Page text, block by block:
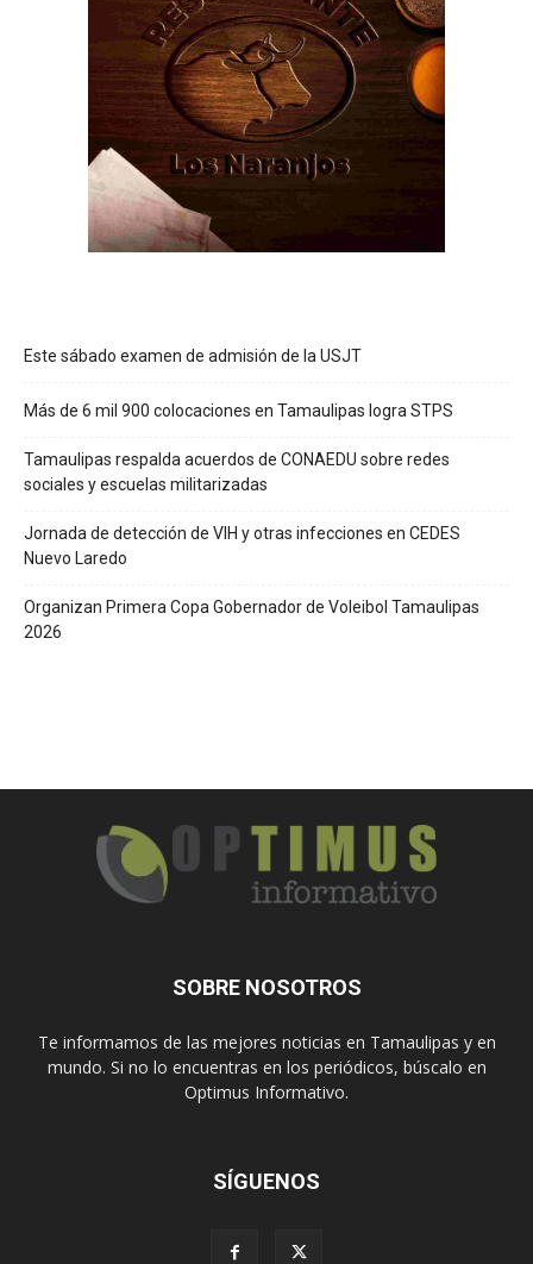
Este sábado examen de admisión de la USJT
Más de 6 mil 900 colocaciones en Tamaulipas logra STPS
Tamaulipas respalda acuerdos de CONAEDU sobre redes
sociales y escuelas militarizadas
Jornada de detección de VIH y otras infecciones en CEDES
Nuevo Laredo
Organizan Primera Copa Gobernador de Voleibol Tamaulipas
2026
SOBRE NOSOTROS
Te informamos de las mejores noticias en Tamaulipas y en
mundo. Si no lo encuentras en los periódicos, búscalo en
Optimus Informativo.
SÍGUENOS